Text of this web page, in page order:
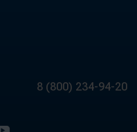
8 (800) 234-94-20